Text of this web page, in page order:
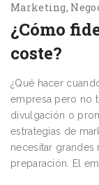
Marketing
¿Cómo
coste?
¿Qué hacer
empresa pero no
divulgación o
estrategias de
necesitar grandes
preparación. El